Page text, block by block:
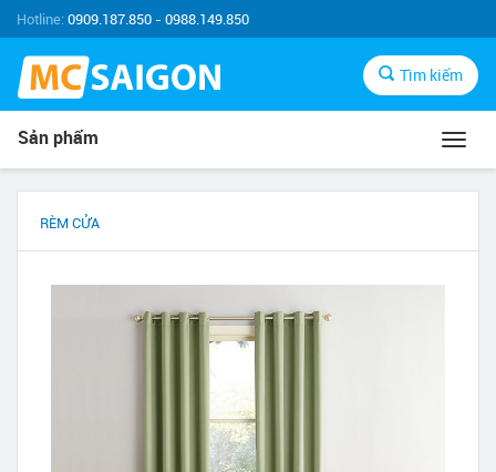
Hotline:0909.187.850 - 0988.149.850
Tìm kiếm
Sản phẩm
RÈM CỬA